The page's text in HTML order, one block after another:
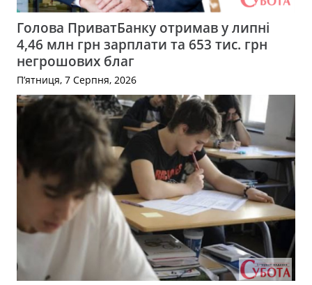
Голова ПриватБанку отримав у липні
4,46 млн грн зарплати та 653 тис. грн
негрошових благ
П’ятниця, 7 Серпня, 2026